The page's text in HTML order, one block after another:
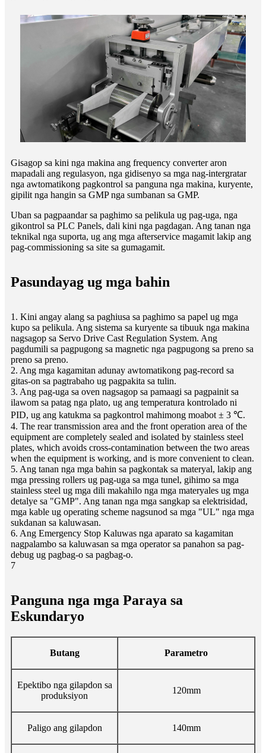
Gisagop sa kini nga makina ang frequency converter aron
mapadali ang regulasyon, nga gidisenyo sa mga nag-intergratar
nga awtomatikong pagkontrol sa panguna nga makina, kuryente,
gipilit nga hangin sa GMP nga sumbanan sa GMP.
Uban sa pagpaandar sa paghimo sa pelikula ug pag-uga, nga
gikontrol sa PLC Panels, dali kini nga pagdagan. Ang tanan nga
teknikal nga suporta, ug ang mga afterservice magamit lakip ang
pag-commissioning sa site sa gumagamit.
Pasundayag ug mga bahin
1. Kini angay alang sa paghiusa sa paghimo sa papel ug mga
kupo sa pelikula. Ang sistema sa kuryente sa tibuuk nga makina
nagsagop sa Servo Drive Cast Regulation System. Ang
pagdumili sa pagpugong sa magnetic nga pagpugong sa preno sa
preno sa preno.
2. Ang mga kagamitan adunay awtomatikong pag-record sa
gitas-on sa pagtrabaho ug pagpakita sa tulin.
3. Ang pag-uga sa oven nagsagop sa pamaagi sa pagpainit sa
ilawom sa patag nga plato, ug ang temperatura kontrolado ni
PID, ug ang katukma sa pagkontrol mahimong moabot ± 3 ℃.
4. The rear transmission area and the front operation area of ​​the
equipment are completely sealed and isolated by stainless steel
plates, which avoids cross-contamination between the two areas
when the equipment is working, and is more convenient to clean.
5. Ang tanan nga mga bahin sa pagkontak sa materyal, lakip ang
mga pressing rollers ug pag-uga sa mga tunel, gihimo sa mga
stainless steel ug mga dili makahilo nga mga materyales ug mga
detalye sa "GMP". Ang tanan nga mga sangkap sa elektrisidad,
mga kable ug operating scheme nagsunod sa mga "UL" nga mga
sukdanan sa kaluwasan.
6. Ang Emergency Stop Kaluwas nga aparato sa kagamitan
nagpalambo sa kaluwasan sa mga operator sa panahon sa pag-
debug ug pagbag-o sa pagbag-o.
7
Panguna nga mga Paraya sa
Eskundaryo
Butang Parametro
Epektibo nga gilapdon sa
produksiyon
120mm
Paligo ang gilapdon 140mm